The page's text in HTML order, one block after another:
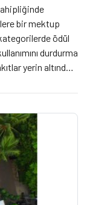
bir mektup
ödül
durdurma
yerin altında